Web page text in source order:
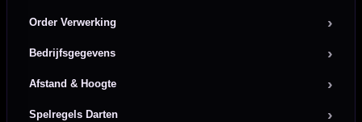
Order Verwerking
Bedrijfsgegevens
Afstand & Hoogte
Spelregels Darten